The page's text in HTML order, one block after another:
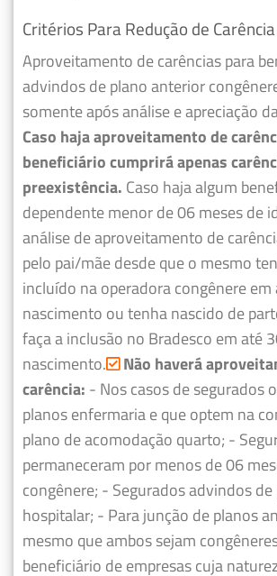
Critérios Para Redução de Carência
Aproveitamento de carências para
advindos de plano anterior
somente após análise e apreciação
Caso haja aproveitamento de
beneficiário cumprirá apenas
preexistência. Caso haja algum
dependente menor de 06 meses de
análise de aproveitamento de
pelo pai/mãe desde que o mesmo
incluído na operadora congênere
nascimento ou tenha nascido de
faça a inclusão no Bradesco em até
nascimento. Não haverá
carência: - Nos casos de segurados
planos enfermaria e que optem na
plano de acomodação quarto; -
permaneceram por menos de 06
congênere; - Segurados advindos de
hospitalar; - Para junção de planos
mesmo que ambos sejam
beneficiário de empresas cuja